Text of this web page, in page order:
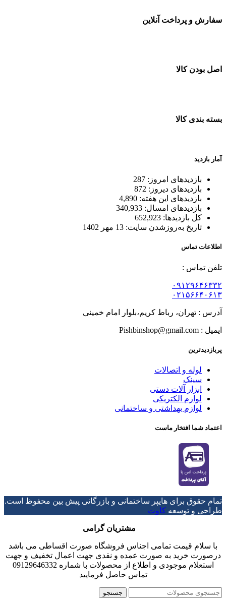
سفارش و پرداخت آنلاین
اصل بودن کالا
بسته بندی کالا
آمار بازدید
بازدیدهای امروز: 287
بازدیدهای دیروز: 872
بازدیدهای این هفته: 4,890
بازدیدهای امسال: 340,933
کل بازدیدها: 652,923
تاریخ به‌روزشدن سایت: 13 مهر 1402
اطلاعات تماس
تلفن تماس :
۰۹۱۲۹۶۴۶۳۳۲
۰۲۱۵۶۶۴۰۶۱۳
آدرس : تهران، رباط کریم،بلوار امام خمینی
ایمیل : Pishbinshop@gmail.com
پربازدیدترین
لوله و اتصالات
سینک
ابزار آلات دستی
لوازم الکتریکی
لوازم بهداشتی و ساختمانی
اعتماد شما افتخار ماست
تمام حقوق برای هایپر ساختمانی و بازرگانی پیش بین محفوظ است.
طراحی و توسعه کاوت
مشتریان گرامی
با سلام قیمت تمامی اجناس فروشگاه صورت اقساطی می باشد
درصورت خرید به صورت عمده و نقدی جهت اعمال تخفیف و جهت
استعلام موجودی و اطلاع از محصولات با شماره 09129646332
تماس حاصل فرمایید
جستجو